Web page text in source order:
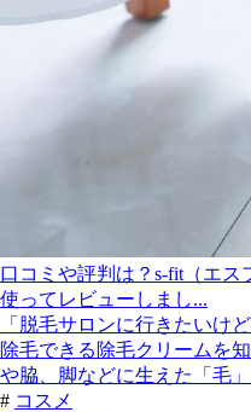
口コミや評判は？s-fit（エス
使ってレビューしまし...
「脱毛サロンに行きたいけ
除毛できる除毛クリームを
や脇、脚などに生えた「毛
# コスメ